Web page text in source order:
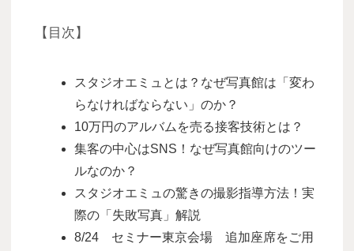
【目次】
スタジオエミュとは？なぜ写真館は「変わ
らなければならない」のか？
10万円のアルバムを売る接客技術とは？
集客の中心はSNS！なぜ写真館向けのツー
ルなのか？
スタジオエミュの驚きの撮影指導方法！実
際の「失敗写真」解説
8/24 セミナー東京会場 追加座席をご用